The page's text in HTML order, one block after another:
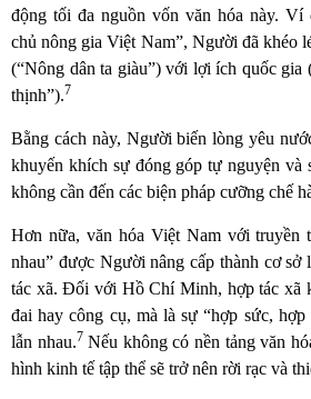
động tối đa nguồn vốn văn hóa này.
chủ nông gia Việt Nam”, Người đã khéo
(“Nông dân ta giàu”) với lợi ích quốc gia
thịnh”).7
Bằng cách này, Người biến lòng yêu
khuyến khích sự đóng góp tự nguyện và
không cần đến các biện pháp cưỡng chế
Hơn nữa, văn hóa Việt Nam với truyền
nhau” được Người nâng cấp thành cơ
tác xã. Đối với Hồ Chí Minh, hợp tác xã
đai hay công cụ, mà là sự “hợp sức,
lẫn nhau.7 Nếu không có nền tảng văn
hình kinh tế tập thể sẽ trở nên rời rạc và